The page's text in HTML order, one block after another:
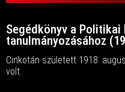
Segédkönyv a
tanulmányozásához
Cinkotán született 1918.
volt.